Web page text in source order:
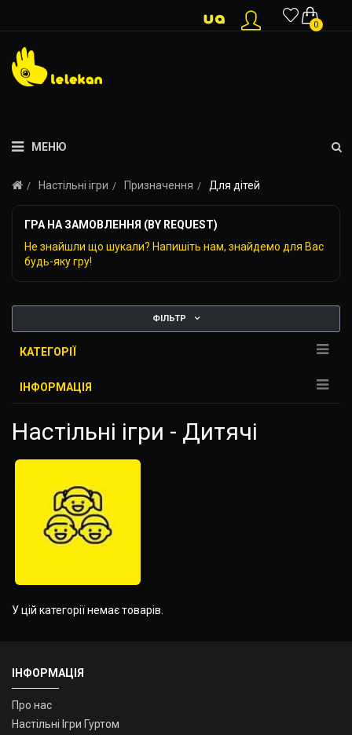
0
МЕНЮ
Настільні ігри Призначення Для дітей
ГРА НА ЗАМОВЛЕННЯ (BY REQUEST)
Не знайшли що шукали? Напишіть нам, знайдемо для Вас
будь-яку гру!
ФІЛЬТР
КАТЕГОРІЇ
ІНФОРМАЦІЯ
Настільні ігри - Дитячі
У цій категорії немає товарів.
ІНФОРМАЦІЯ
Про нас
Настільні Ігри Гуртом